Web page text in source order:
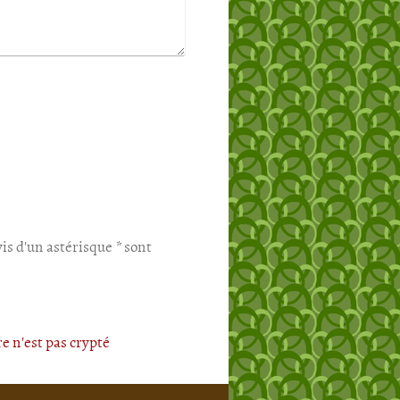
d'un astérisque *sont
n'est pas crypté